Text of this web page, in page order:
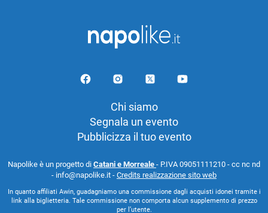
Chi siamo
Segnala un evento
Pubblicizza il tuo evento
Napolike è un progetto di Catani e Morreale - P.IVA 09051111210 - cc nc nd
- info@napolike.it - Credits realizzazione sito web
In quanto affiliati Awin, guadagniamo una commissione dagli acquisti idonei tramite i
link alla biglietteria. Tale commissione non comporta alcun supplemento di prezzo
per l’utente.